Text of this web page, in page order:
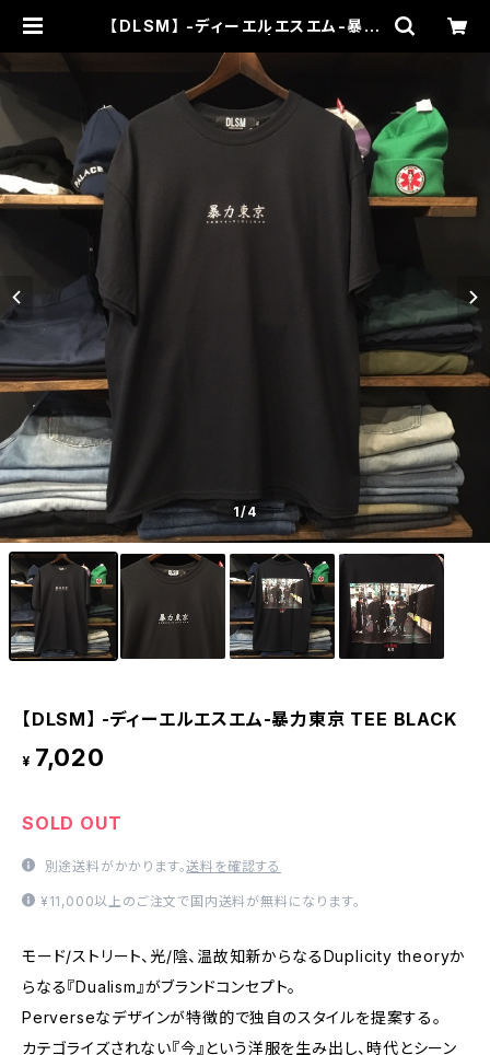
【DLSM】 -ディーエルエスエム-暴力
1/4
【DLSM】 -ディーエルエスエム-暴力東京 TEE BLACK
¥ 7,020
SOLD OUT
別途送料がかかります。送料を確認する
¥11,000以上のご注文で国内送料が無料になります。
モード/ストリート、光/陰、温故知新からなるDuplicity theoryか
らなる『Dualism』がブランドコンセプト。
Perverseなデザインが特徴的で独自のスタイルを提案する。
カテゴライズされない『今』という洋服を生み出し、時代とシーン